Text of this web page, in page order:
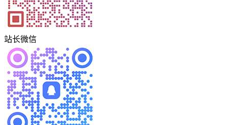
站长微信